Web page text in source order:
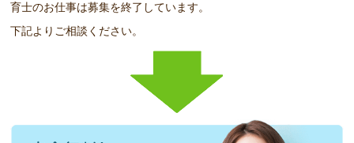
育士のお仕事は募集を終了しています。
下記よりご相談ください。